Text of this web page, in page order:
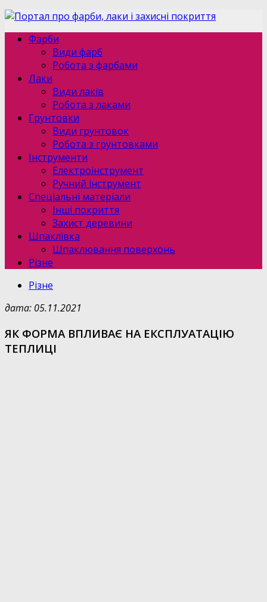
Фарби
Види фарб
Робота з фарбами
Лаки
Види лаків
Робота з лаками
Грунтовки
Види грунтовок
Робота з грунтовками
Інструменти
Електроінструмент
Ручний інструмент
Спеціальні матеріали
Інші покриття
Захист деревини
Шпаклівка
Шпаклювання поверхонь
Різне
Різне
дата: 05.11.2021
ЯК ФОРМА ВПЛИВАЄ НА ЕКСПЛУАТАЦІЮ
ТЕПЛИЦІ